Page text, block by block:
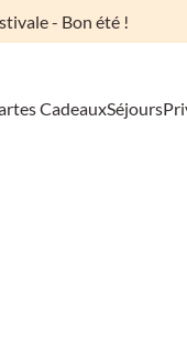
- Bon été !
CadeauxSéjours